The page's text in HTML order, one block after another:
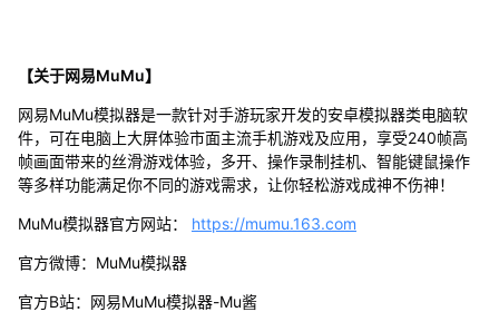
【关于网易MuMu】
网易MuMu模拟器是一款针对手游玩家开发的安卓模拟器类电脑软
件，可在电脑上大屏体验市面主流手机游戏及应用，享受240帧高
帧画面带来的丝滑游戏体验，多开、操作录制挂机、智能键鼠操作
等多样功能满足你不同的游戏需求，让你轻松游戏成神不伤神！
MuMu模拟器官方网站： https://mumu.163.com
官方微博：MuMu模拟器
官方B站：网易MuMu模拟器-Mu酱